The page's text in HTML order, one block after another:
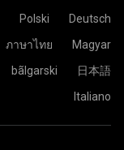
Deutsch
Polski
Magyar
ภาษาไทย
日本語
bãlgarski
Italiano